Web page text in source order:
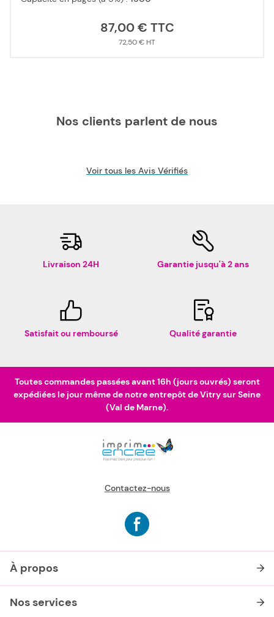
87,00 €
72,50 €
Nos clients parlent de nous
Voir tous les Avis Vérifiés
Livraison 24H Garantie jusqu'à 2 ans
Satisfait ou remboursé Qualité garantie
Toutes commandes passées avant 16h (jours ouvrés) seront
expédiées le jour même de notre entrepôt de Vitry sur Seine
(Val de Marne).
Contactez-nous
À propos
Nos services